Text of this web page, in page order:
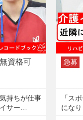
資格可
持ちが仕事
サー…
急募
「ス
にな